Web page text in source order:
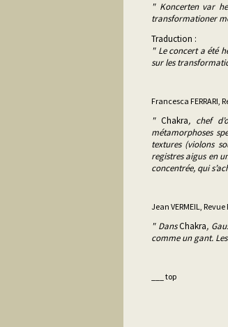
" Koncerten var
transformationer
Traduction :
" Le concert a été
sur les
Francesca FERRARI,
"Chakra, chef
métamorphoses
textures (violons
registres aigus en
concentrée, qui
Jean VERMEIL,
" DansChakra,
comme un gant.
___ top